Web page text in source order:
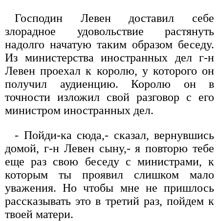
Господин Левен доставил себе
злорадное удовольствие растянуть
надолго начатую таким образом беседу.
Из министерства иностранных дел г-н
Левен проехал к королю, у которого он
получил аудиенцию. Королю он в
точности изложил свой разговор с его
министром иностранных дел.
- Пойди-ка сюда,- сказал, вернувшись
домой, г-н Левен сыну,- я повторю тебе
еще раз свою беседу с министрами, к
которым ты проявил слишком мало
уважения. Но чтобы мне не пришлось
рассказывать это в третий раз, пойдем к
твоей матери.